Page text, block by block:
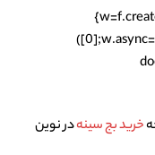
[0];w.async=1;w.src=u;s.parentNode.insertBefore(w,s);})
خرید بج سینهدر نوین